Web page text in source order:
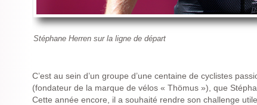
Stéphane Herren sur la ligne de départ
C’est au sein d’un groupe d’une centaine de cyclistes
(fondateur de la marque de vélos « Thömus »), que
Cette année encore, il a souhaité rendre son challenge